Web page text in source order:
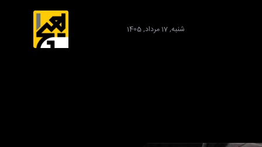
شنبه, 17 مرداد, 1405